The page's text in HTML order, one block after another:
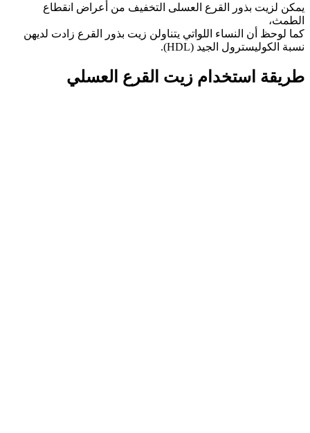
يمكن لزيت بذور القرع العسلى التخفيف من أعراض انقطاع
الطمث،
كما لوحظ أن النساء اللواتي يتناولن زيت بذور القرع زادت لديهن
نسبة الكوليسترول الجيد (HDL).
طريقة استخدام زيت القرع العسلي